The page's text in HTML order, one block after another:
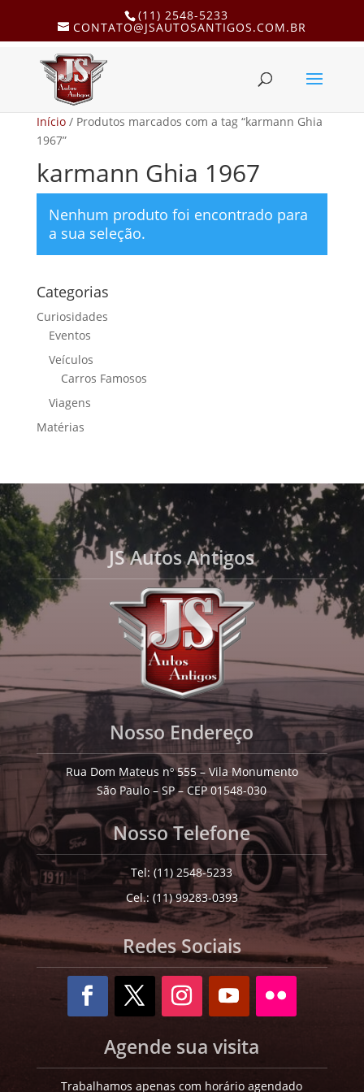
(11) 2548-5233
CONTATO@JSAUTOSANTIGOS.COM.BR
Início/ Produtos marcados com a tag “karmann Ghia
1967”
karmann Ghia 1967
Nenhum produto foi encontrado para
a sua seleção.
Categorias
Curiosidades
Eventos
Veículos
Carros Famosos
Viagens
Matérias
JS Autos Antigos
Nosso Endereço
Rua Dom Mateus nº 555 – Vila Monumento
São Paulo – SP – CEP 01548-030
Nosso Telefone
Tel: (11) 2548-5233
Cel.: (11) 99283-0393
Redes Sociais
Agende sua visita
Trabalhamos apenas com horário agendado